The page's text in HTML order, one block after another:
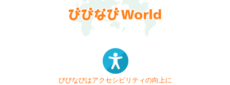
びびなびはアクセシビリティの向上に